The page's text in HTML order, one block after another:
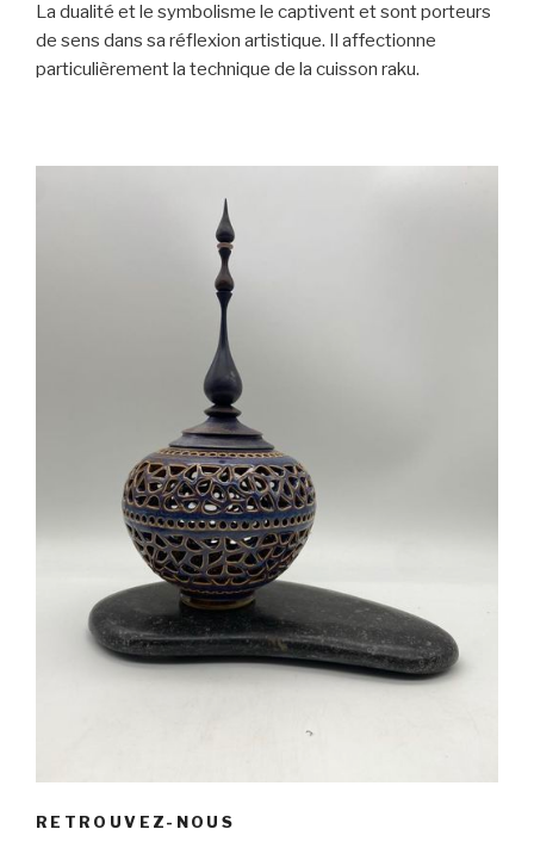
La dualité et le symbolisme le captivent et sont porteurs
de sens dans sa réflexion artistique. Il affectionne
particulièrement la technique de la cuisson raku.
RETROUVEZ-NOUS